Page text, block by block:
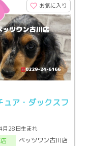
お気に入り
ュア・ダックスフ
月28日生まれ
ペッツワン古川店